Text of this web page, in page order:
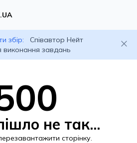
збір:
Співавтор Нейт
виконання завдань
не так...
сторінку.